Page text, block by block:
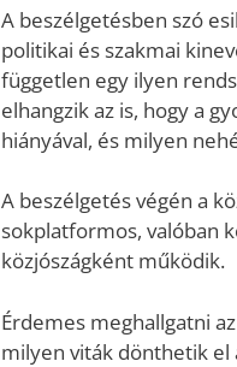
A beszélgetésben szó
politikai és szakmai
független egy ilyen
elhangzik az is, hogy a
hiányával, és milyen
A beszélgetés végén a
sokplatformos, valóban
közjószágként működik.
Érdemes meghallgatni
milyen viták dönthetik el